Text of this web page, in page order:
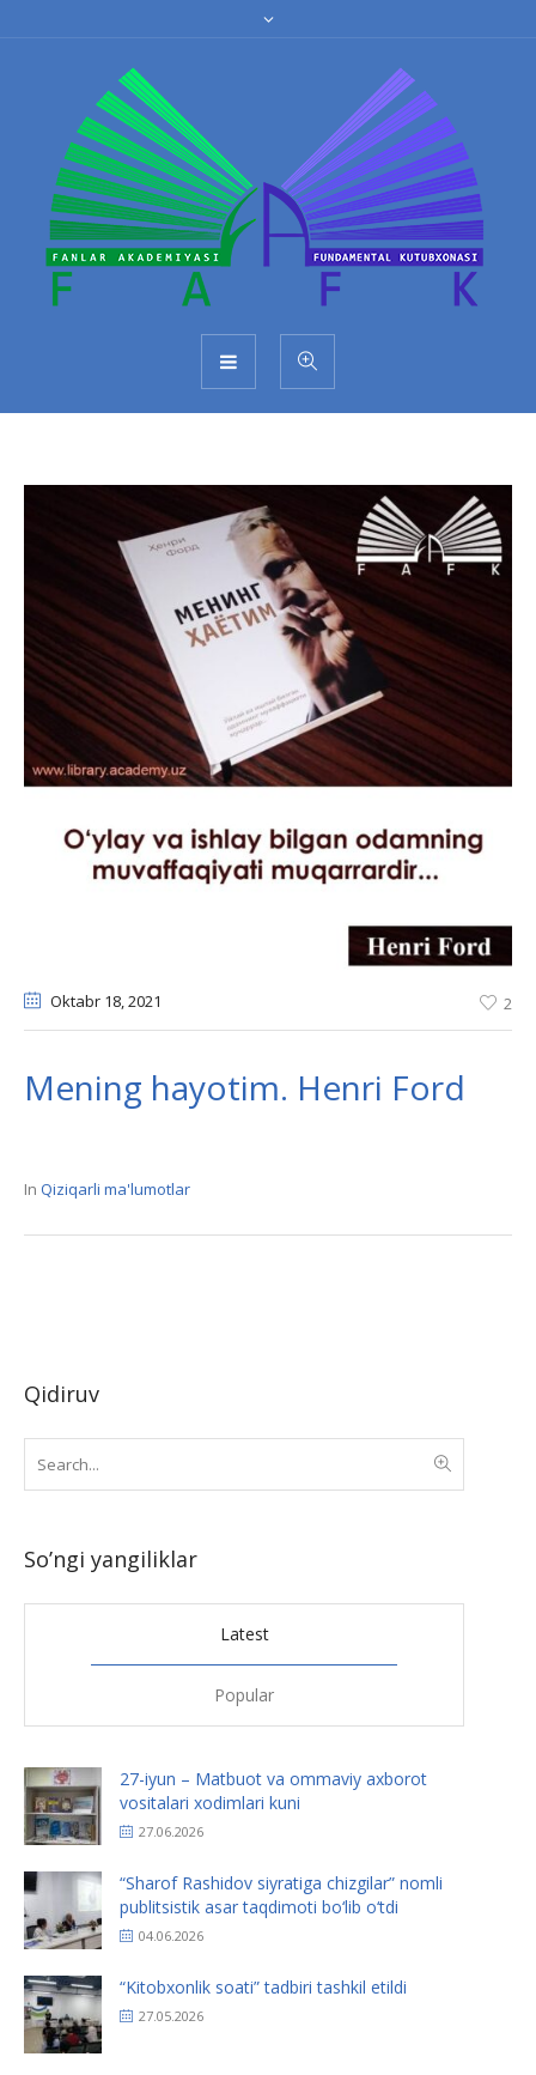
Oktabr 18, 2021 2
Mening hayotim. Henri Ford
In Qiziqarli ma'lumotlar
Qidiruv
So’ngi yangiliklar
Latest
Popular
27-iyun – Matbuot va ommaviy axborot
vositalari xodimlari kuni
27.06.2026
“Sharof Rashidov siyratiga chizgilar” nomli
publitsistik asar taqdimoti bo‘lib o‘tdi
04.06.2026
“Kitobxonlik soati” tadbiri tashkil etildi
27.05.2026